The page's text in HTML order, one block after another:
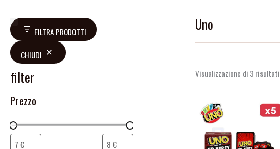
FILTRA PRODOTTI
CHIUDI
filter
Prezzo
D
s
p
o
n
b
Uno
Visualizzazione di 3 risultati